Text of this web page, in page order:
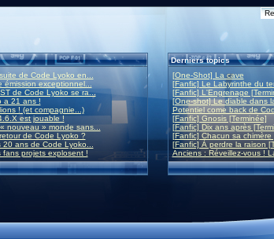
de Code Lyoko en...
émission exceptionnel...
de Code Lyoko se ra...
a 21 ans !
! (et compagnie...)
est jouable !
nouveau » monde sans...
de Code Lyoko ?
20 ans de Code Lyoko...
fans projets explosent !
Derniers topics
[One-Shot] La cave
[Fanfic] Le Labyrinthe du
[Fanfic] L'Engrenage
[One-shot] Le diable dans
Potentiel come back de
[Fanfic] Gnosis [Terminée]
[Fanfic] Dix ans après
[Fanfic] Chacun sa chimère
[Fanfic] À perdre la raison
Anciens : Réveillez-vous !